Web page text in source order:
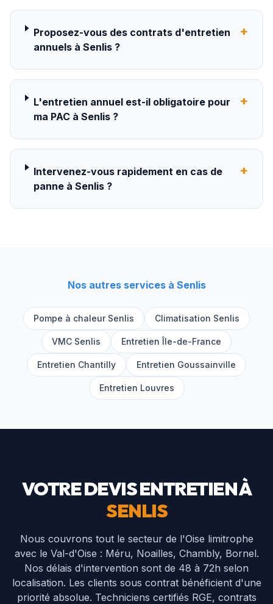
Proposez-vous des contrats d'entretien
annuels à Senlis ?
+
L'entretien annuel est-il obligatoire pour
ma PAC à Senlis ?
+
Intervenez-vous rapidement en cas de
panne à Senlis ?
+
Nos autres services à Senlis
Pompe à chaleur Senlis Climatisation Senlis
VMC Senlis Entretien Île-de-France
Entretien Chantilly Entretien Goussainville
Entretien Louvres
VOTRE DEVIS ENTRETIEN À
SENLIS
Nous couvrons tout le secteur de l'Oise limitrophe
avec le Val-d'Oise : Méru, Noailles, Chambly, Bornel.
Nos délais d'intervention sont de 48 à 72h selon
localisation. Les clients sous contrat bénéficient d'une
priorité absolue. Techniciens certifiés RGE, contrats